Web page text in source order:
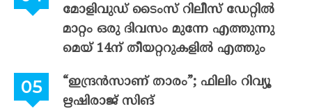
മോളിവുഡ് ടൈംസ് റിലീസ് ഡേറ്റിൽ
മാറ്റം ഒരു ദിവസം മുന്നേ എത്തുന്നു
മെയ് 14ന് തീയറ്ററുകളിൽ എത്തും
“ഇന്ദ്രൻസാണ് താരം”; ഫിലിം റിവ്യൂ
ഋഷിരാജ് സിങ്